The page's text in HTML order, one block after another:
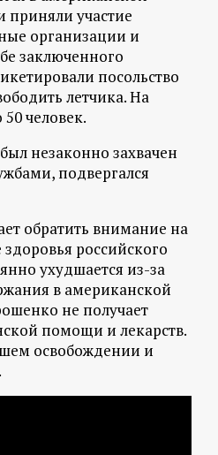
участие
организации и
заключенного
посольство
летчика. На
человек.
незаконно захвачен
подвергался
обратить внимание на
российского
ухудшается из-за
в американской
не получает
помощи и лекарств.
освобождении и